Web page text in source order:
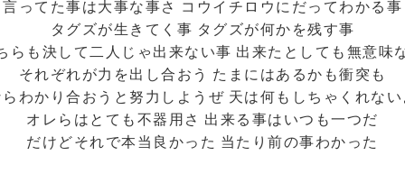
言ってた事は大事な事さ コウイチロウにだってわかる事
タグズが生きてく事 タグズが何かを残す事
らも決して二人じゃ出来ない事 出来たとしても無意味
それぞれが力を出し合おう たまにはあるかも衝突も
わかり合おうと努力しようぜ 天は何もしちゃくれない
オレらはとても不器用さ 出来る事はいつも一つだ
だけどそれで本当良かった 当たり前の事わかった